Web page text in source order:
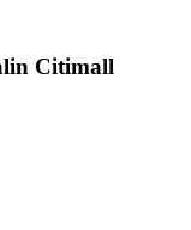
Citimall